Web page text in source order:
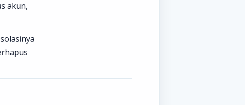
akun,